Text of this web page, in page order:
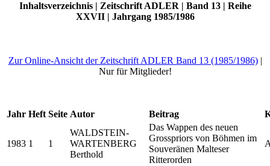
Inhaltsverzeichnis | Zeitschrift ADLER | Band 13 | Reihe
XXVII | Jahrgang 1985/1986
Zur Online-Ansicht der Zeitschrift ADLER Band 13 (1985/1986)|
Nur für Mitglieder!
Jahr Heft Seite Autor Beitrag
1983 1 1
WALDSTEIN-
WARTENBERG
Berthold
Das Wappen des neuen
Grosspriors von Böhmen im
Souveränen Malteser
Ritterorden